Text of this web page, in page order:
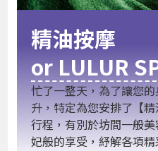
精油按摩
or LULUR
忙了一整天，為了讓您
升，特定為您安排了【精
行程，有別於坊間一般
妃般的享受，紓解各項